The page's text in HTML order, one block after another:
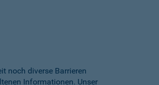
noch diverse Barrieren
Informationen. Unser